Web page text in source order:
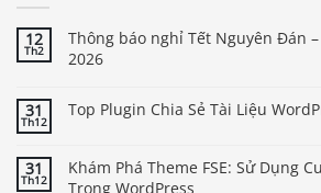
12
Th2
Thông báo nghỉ Tết Nguyên Đán
2026
31
Th12
Top Plugin Chia Sẻ Tài Liệu
31
Th12
Khám Phá Theme FSE: Sử Dụng
Trong WordPress